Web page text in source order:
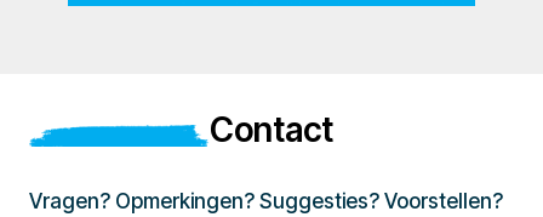
Contact
Vragen? Opmerkingen? Suggesties? Voorstellen?